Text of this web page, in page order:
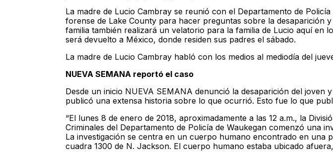
La madre de Lucio Cambray se reunió con el Departamento de
forense de Lake County para hacer preguntas sobre la desaparición
familia también realizará un velatorio para la familia de Lucio aquí en
será devuelto a México, donde residen sus padres el sábado.
La madre de Lucio Cambray habló con los medios al mediodía del
NUEVA SEMANA reportó el caso
Desde un inicio NUEVA SEMANA denunció la desaparición del joven
publicó una extensa historia sobre lo que ocurrió. Esto fue lo que
“El lunes 8 de enero de 2018, aproximadamente a las 12 a.m., la
Criminales del Departamento de Policía de Waukegan comenzó una
La investigación se centra en un cuerpo humano encontrado en una
cuadra 1300 de N. Jackson. El cuerpo humano estaba ubicado